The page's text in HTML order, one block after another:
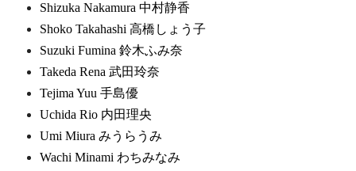
Shizuka Nakamura 中村静香
Shoko Takahashi 高橋しょう子
Suzuki Fumina 鈴木ふみ奈
Takeda Rena 武田玲奈
Tejima Yuu 手島優
Uchida Rio 内田理央
Umi Miura みうらうみ
Wachi Minami わちみなみ